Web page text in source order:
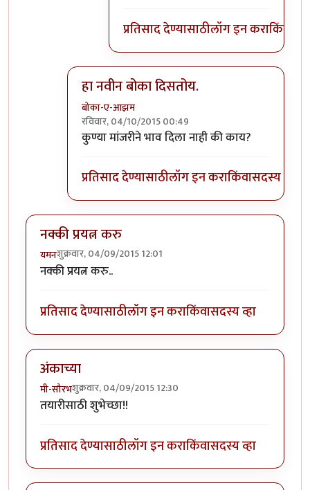
प्रतिसाद देण्यासाठीलॉग इन कराकिंवा
हा नवीन बोका दिसतोय.
बोका-ए-आझम
रविवार, 04/10/2015 00:49
In reply toहलकट चिमण....................by
कुण्या मांजरीने भाव दिला नाही की काय?
प्रतिसाद देण्यासाठीलॉग इन कराकिंवासदस्य व्हा
नक्की प्रयत्न करु
यमनशुक्रवार, 04/09/2015 12:01
नक्की प्रयत्न करु..
प्रतिसाद देण्यासाठीलॉग इन कराकिंवासदस्य व्हा
अंकाच्या
मी-सौरभशुक्रवार, 04/09/2015 12:30
तयारीसाठी शुभेच्छा!!
प्रतिसाद देण्यासाठीलॉग इन कराकिंवासदस्य व्हा